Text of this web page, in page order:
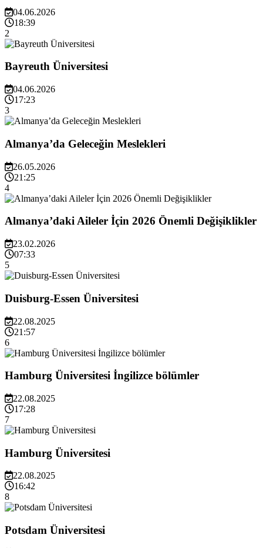
04.06.2026
18:39
2
Bayreuth Üniversitesi
04.06.2026
17:23
3
Almanya’da Geleceğin Meslekleri
26.05.2026
21:25
4
Almanya’daki Aileler İçin 2026 Önemli Değişiklikler
23.02.2026
07:33
5
Duisburg-Essen Üniversitesi
22.08.2025
21:57
6
Hamburg Üniversitesi İngilizce bölümler
22.08.2025
17:28
7
Hamburg Üniversitesi
22.08.2025
16:42
8
Potsdam Üniversitesi